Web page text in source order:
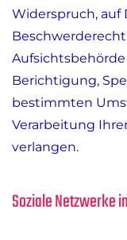
Widerspruch,
Aufsichtsbehörde
Berichtigung,
bestimmten
Verarbeitung
verlangen.
Soziale Netzwerke